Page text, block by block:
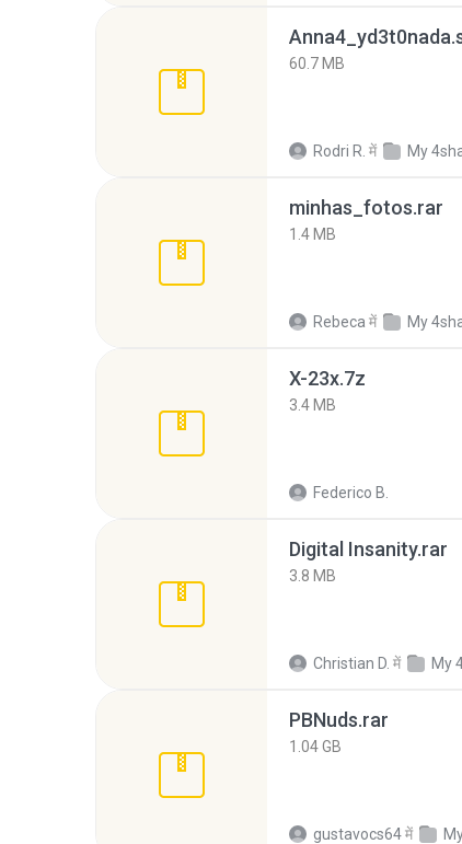
60.7 MB
Rodri R. में My
minhas_fotos.rar
1.4 MB
Rebeca में My
X-23x.7z
3.4 MB
Federico B.
Digital Insanity.rar
3.8 MB
Christian D. में My
PBNuds.rar
1.04 GB
gustavocs64में